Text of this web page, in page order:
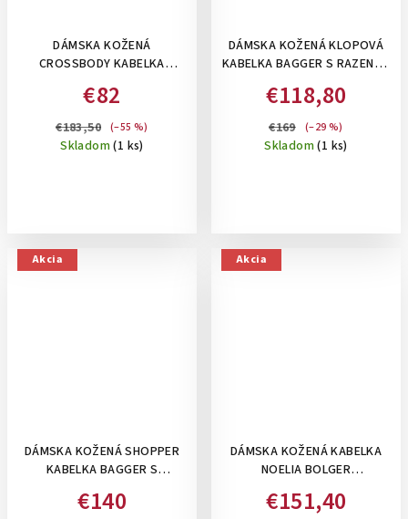
DÁMSKA KOŽENÁ
CROSSBODY KABELKA
KOZMETICKOU TAŠTIČKOU –
ČIERNA S HADÍM VZOROM
€82
€183,50 (–55 %)
Skladom(1 ks)
DÁMSKA KOŽENÁ KLOPOVÁ
KABELKA BAGGER S RAZENÝM
RAMENO/CROSSBODY-
SMOTANOVÁ
€118,80
€169 (–29 %)
Skladom(1 ks)
Akcia
DÁMSKA KOŽENÁ SHOPPER
KABELKA BAGGER S
HNEDÁ
€140
Akcia
DÁMSKA KOŽENÁ KABELKA
NOELIA BOLGER
STREDNÁ - KOŇAKOVÁ
€151,40